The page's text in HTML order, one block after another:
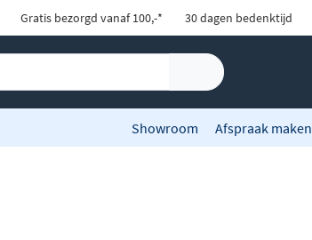
Gratis bezorgd vanaf 100,-* 30 dagen bedenktijd
Showroom Afspraak maken